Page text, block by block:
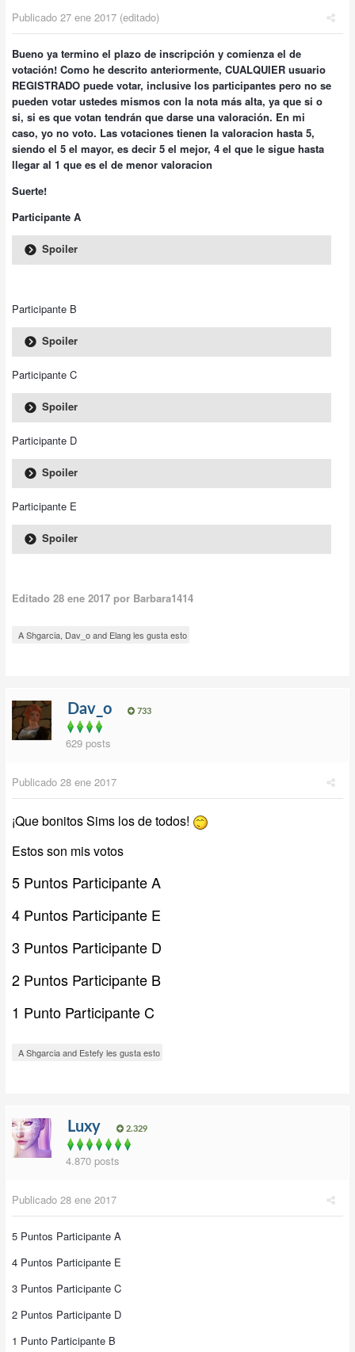
Publicado 27 ene 2017 (editado)
Bueno ya termino el plazo de inscripción y comienza el de
votación! Como he descrito anteriormente, CUALQUIER usuario
REGISTRADO puede votar, inclusive los participantes pero no se
pueden votar ustedes mismos con la nota más alta, ya que si o
si, si es que votan tendrán que darse una valoración. En mi
caso, yo no voto. Las votaciones tienen la valoracion hasta 5,
siendo el 5 el mayor, es decir 5 el mejor, 4 el que le sigue hasta
llegar al 1 que es el de menor valoracion
Suerte!
Participante A
Spoiler
Participante B
Spoiler
Participante C
Spoiler
Participante D
Spoiler
Participante E
Spoiler
Editado 28 ene 2017 por Barbara1414
A Shgarcia, Dav_o and Elang les gusta esto
Dav_o 733
629 posts
Publicado 28 ene 2017
¡Que bonitos Sims los de todos!
Estos son mis votos
5 Puntos Participante A
4 Puntos Participante E
3 Puntos Participante D
2 Puntos Participante B
1 Punto Participante C
A Shgarcia and Estefy les gusta esto
Luxy 2.329
4.870 posts
Publicado 28 ene 2017
5 Puntos Participante A
4 Puntos Participante E
3 Puntos Participante C
2 Puntos Participante D
1 Punto Participante B